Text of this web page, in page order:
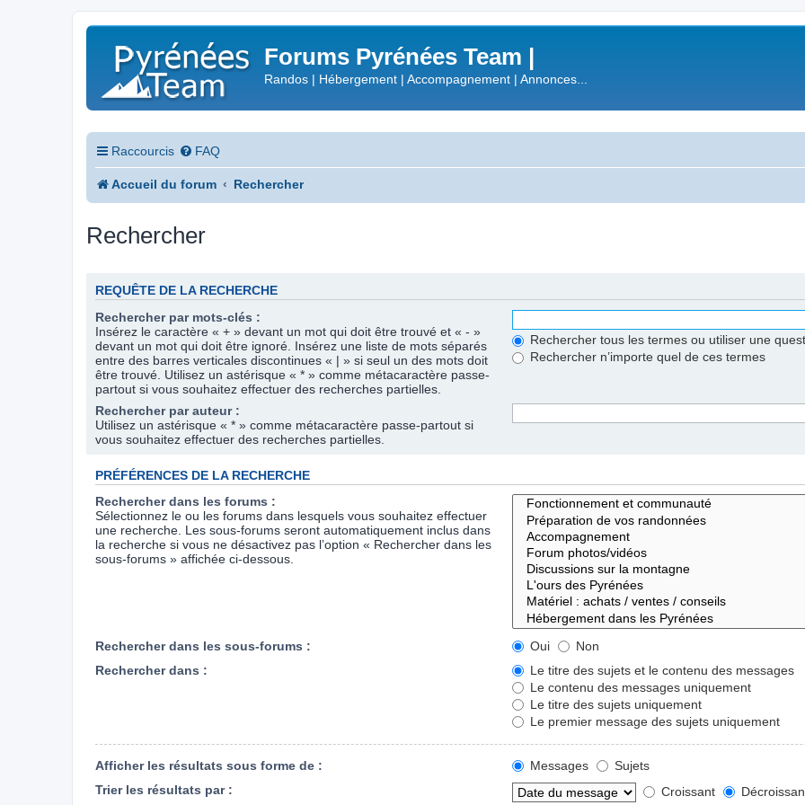
Forums Pyrénées Team |
Randos | Hébergement | Accompagnement | Annonces...
Raccourcis FAQ
Accueil du forum Rechercher
Rechercher
REQUÊTE DE LA RECHERCHE
Rechercher par mots-clés :
Insérez le caractère « + » devant un mot qui doit être trouvé et « - »
devant un mot qui doit être ignoré. Insérez une liste de mots séparés
entre des barres verticales discontinues « | » si seul un des mots doit
être trouvé. Utilisez un astérisque « * » comme métacaractère passe-
partout si vous souhaitez effectuer des recherches partielles.
Rechercher tous les termes ou utiliser une
Rechercher n’importe quel de ces termes
Rechercher par auteur :
Utilisez un astérisque « * » comme métacaractère passe-partout si
vous souhaitez effectuer des recherches partielles.
PRÉFÉRENCES DE LA RECHERCHE
Rechercher dans les forums :
Sélectionnez le ou les forums dans lesquels vous souhaitez effectuer
une recherche. Les sous-forums seront automatiquement inclus dans
la recherche si vous ne désactivez pas l’option « Rechercher dans les
sous-forums » affichée ci-dessous.
Rechercher dans les sous-forums : Oui
Non
Rechercher dans :
Le titre des sujets et le contenu des messages
Le contenu des messages uniquement
Le titre des sujets uniquement
Le premier message des sujets uniquement
Afficher les résultats sous forme de : Messages
Sujets
Trier les résultats par :
Croissant